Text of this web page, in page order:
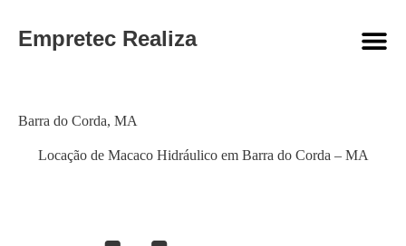
Empretec Realiza
Locação de Macaco Hidráulico em Barra do Corda – MA
Category
Barra do Corda, MA